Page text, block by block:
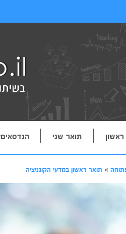
תואר שני הנדסאים
» תואר ראשון במדעי הקוגניציה